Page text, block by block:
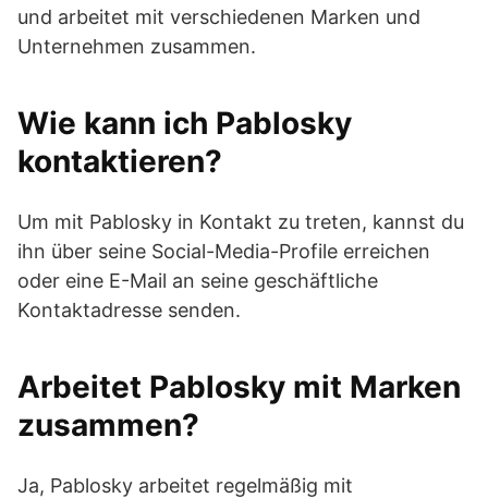
und arbeitet mit verschiedenen Marken und
Unternehmen zusammen.
Wie kann ich Pablosky
kontaktieren?
Um mit Pablosky in Kontakt zu treten, kannst du
ihn über seine Social-Media-Profile erreichen
oder eine E-Mail an seine geschäftliche
Kontaktadresse senden.
Arbeitet Pablosky mit Marken
zusammen?
Ja, Pablosky arbeitet regelmäßig mit